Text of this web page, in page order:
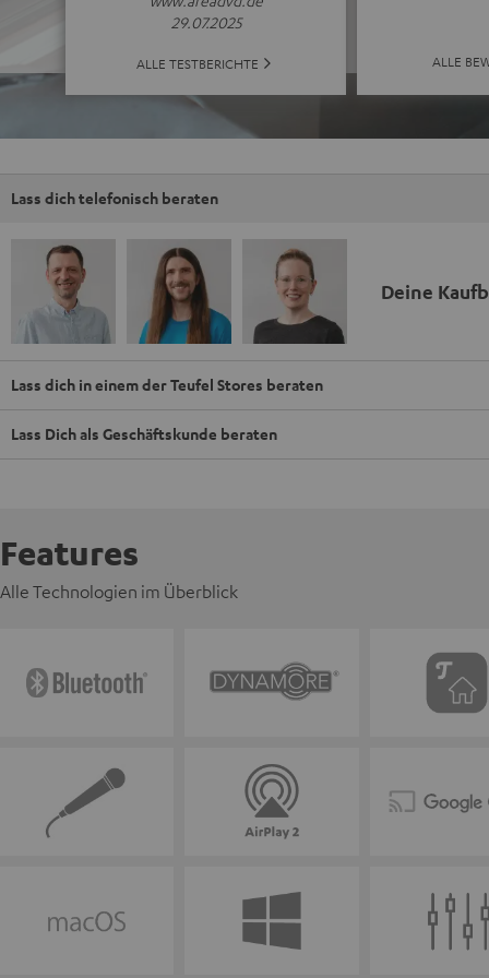
29.07.2025
ALLE TESTBERICHTE ALLE
Lass dich telefonisch beraten
Deine
Lass dich in einem der Teufel Stores beraten
Lass Dich als Geschäftskunde beraten
Features
Alle Technologien im Überblick